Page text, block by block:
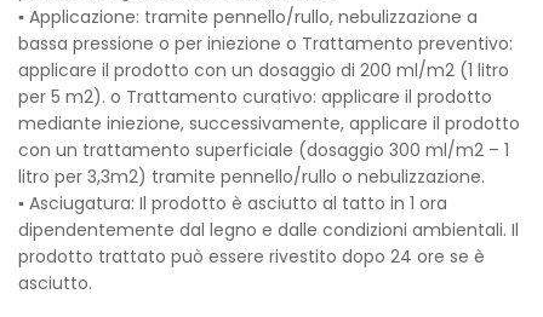
▪ Applicazione: tramite pennello/rullo, nebulizzazione a
bassa pressione o per iniezione o Trattamento preventivo:
applicare il prodotto con un dosaggio di 200 ml/m2 (1 litro
per 5 m2). o Trattamento curativo: applicare il prodotto
mediante iniezione, successivamente, applicare il prodotto
con un trattamento superficiale (dosaggio 300 ml/m2 – 1
litro per 3,3m2) tramite pennello/rullo o nebulizzazione.
▪ Asciugatura: Il prodotto è asciutto al tatto in 1 ora
dipendentemente dal legno e dalle condizioni ambientali. Il
prodotto trattato può essere rivestito dopo 24 ore se è
asciutto.